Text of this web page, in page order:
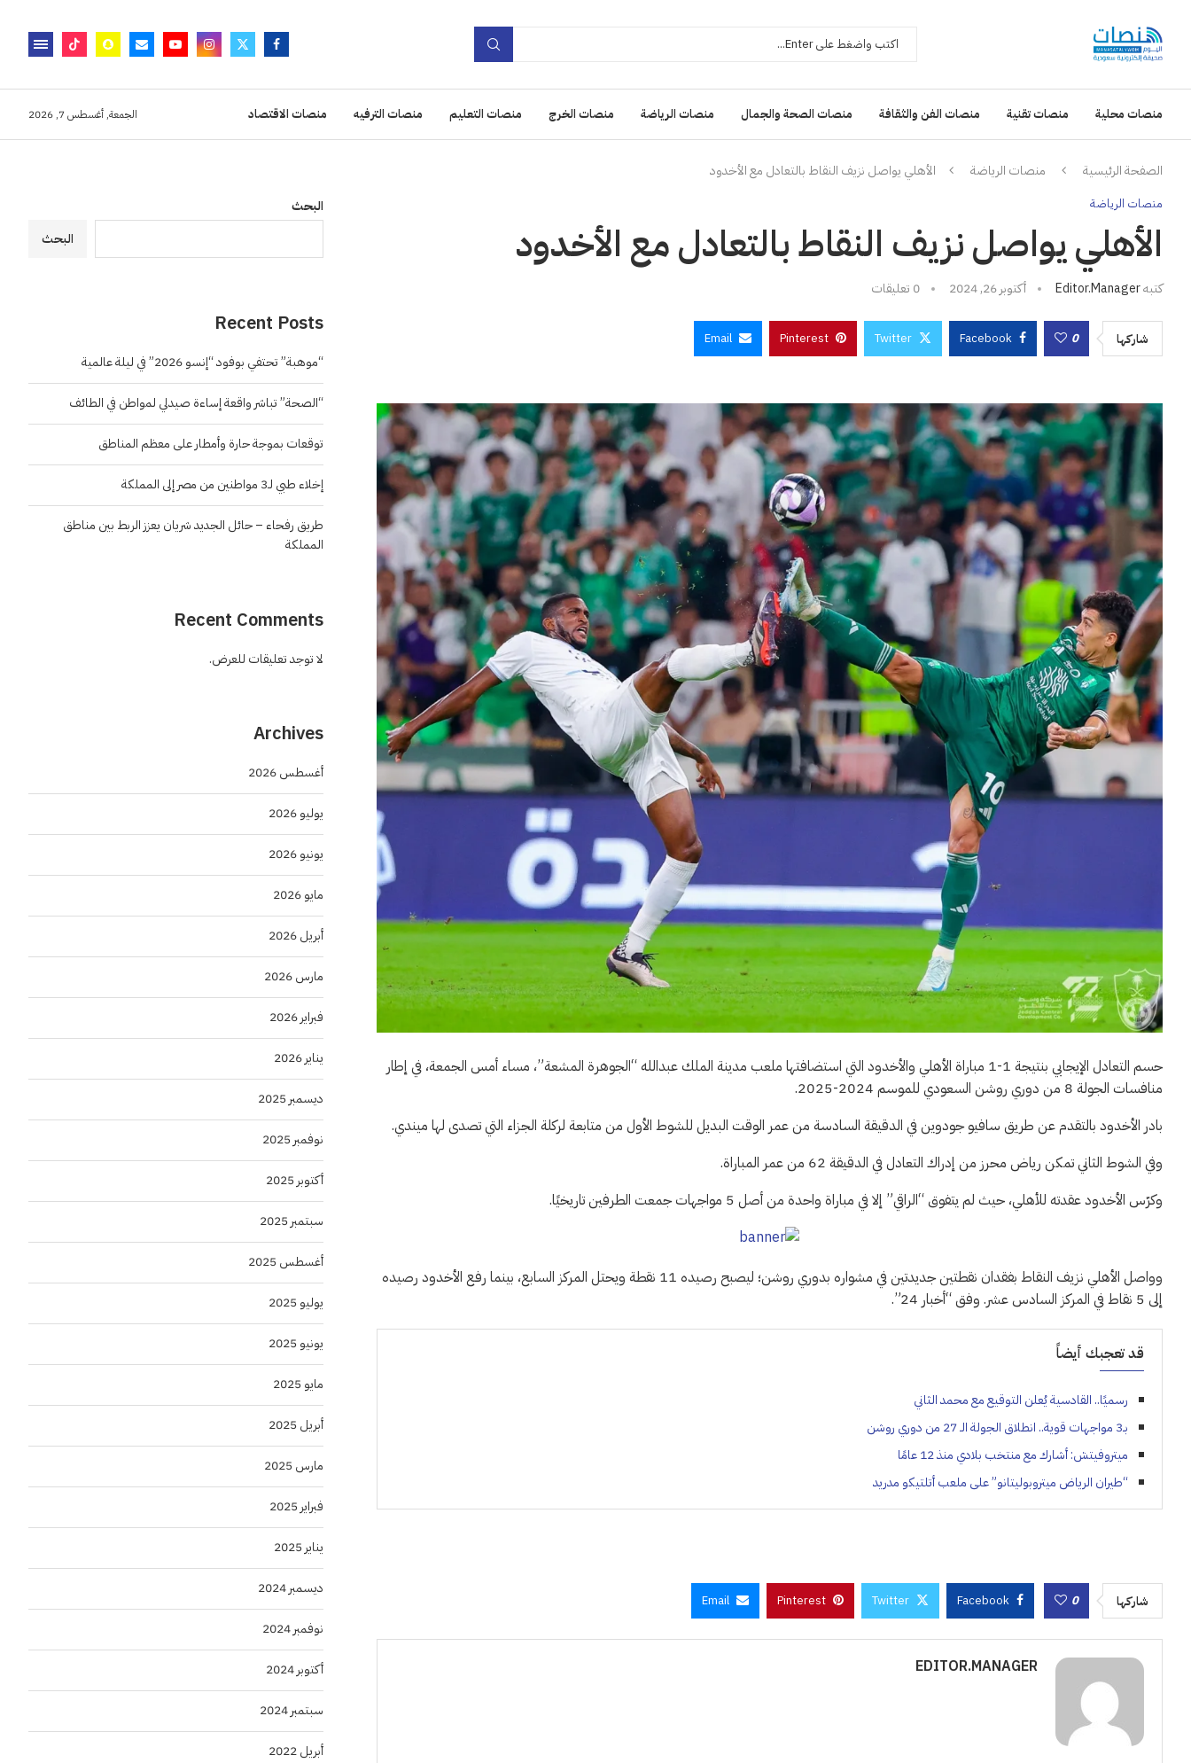
منصات محلية منصات تقنية منصات الفن والثقافة منصات الصحة والجمال منصات الرياضة منصات الخرج منصات التعليم منصات الترفيه منصات الاقتصاد الجمعة, أغسطس 7, 2026
الصفحة الرئيسية منصات الرياضة الأهلي يواصل نزيف النقاط بالتعادل مع الأخدود
منصات الرياضة
الأهلي يواصل نزيف النقاط بالتعادل مع الأخدود
كتبهEditor.manager أكتوبر 26, 2024 0 تعليقات
شاركها 0
Facebook
Twitter
Pinterest
Email
حسم التعادل الإيجابي بنتيجة 1-1 مباراة الأهلي والأخدود التي استضافتها ملعب مدينة الملك عبدالله “الجوهرة المشعة”، مساء أمس الجمعة، في إطار
منافسات الجولة 8 من دوري روشن السعودي للموسم 2024-2025.
بادر الأخدود بالتقدم عن طريق سافيو جودوين في الدقيقة السادسة من عمر الوقت البديل للشوط الأول من متابعة لركلة الجزاء التي تصدى لها ميندي.
وفي الشوط الثاني تمكن رياض محرز من إدراك التعادل في الدقيقة 62 من عمر المباراة.
وكرّس الأخدود عقدته للأهلي، حيث لم يتفوق “الراقي” إلا في مباراة واحدة من أصل 5 مواجهات جمعت الطرفين تاريخيًا.
وواصل الأهلي نزيف النقاط بفقدان نقطتين جديدتين في مشواره بدوري روشن؛ ليصبح رصيده 11 نقطة ويحتل المركز السابع، بينما رفع الأخدود رصيده
إلى 5 نقاط في المركز السادس عشر. وفق “أخبار 24”.
قد تعجبك أيضاً
رسميًا.. القادسية يُعلن التوقيع مع محمد الثاني
بـ3 مواجهات قوية.. انطلاق الجولة الـ 27 من دوري روشن
ميتروفيتش: أشارك مع منتخب بلادي منذ 12 عامًا
“طيران الرياض ميتروبوليتانو” على ملعب أتلتيكو مدريد
شاركها 0
Facebook
Twitter
Pinterest
Email
EDITOR.MANAGER
البحث
البحث
Recent Posts
“موهبة” تحتفي بوفود “إنسو 2026” في ليلة عالمية
“الصحة” تباشر واقعة إساءة صيدلي لمواطن في الطائف
توقعات بموجة حارة وأمطار على معظم المناطق
إخلاء طبي لـ3 مواطنين من مصر إلى المملكة
طريق رفحاء – حائل الجديد شريان يعزز الربط بين مناطق
المملكة
Recent Comments
لا توجد تعليقات للعرض.
Archives
أغسطس 2026
يوليو 2026
يونيو 2026
مايو 2026
أبريل 2026
مارس 2026
فبراير 2026
يناير 2026
ديسمبر 2025
نوفمبر 2025
أكتوبر 2025
سبتمبر 2025
أغسطس 2025
يوليو 2025
يونيو 2025
مايو 2025
أبريل 2025
مارس 2025
فبراير 2025
يناير 2025
ديسمبر 2024
نوفمبر 2024
أكتوبر 2024
سبتمبر 2024
أبريل 2022